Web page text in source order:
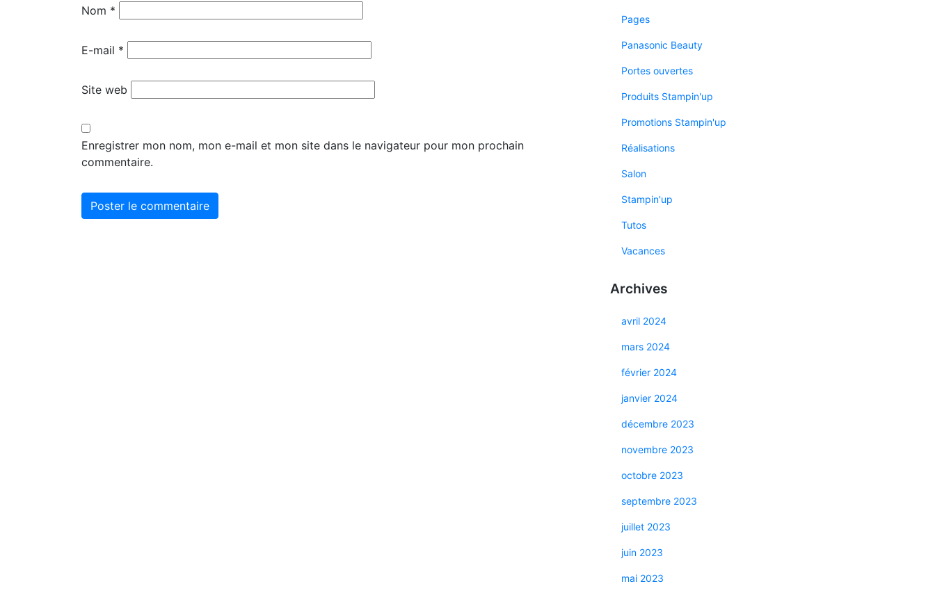
Nom *
E-mail *
Site web
Enregistrer mon nom, mon e-mail et mon site dans le navigateur pour mon prochain
commentaire.
Pages
Panasonic Beauty
Portes ouvertes
Produits Stampin'up
Promotions Stampin'up
Réalisations
Salon
Stampin'up
Tutos
Vacances
Archives
avril 2024
mars 2024
février 2024
janvier 2024
décembre 2023
novembre 2023
octobre 2023
septembre 2023
juillet 2023
juin 2023
mai 2023